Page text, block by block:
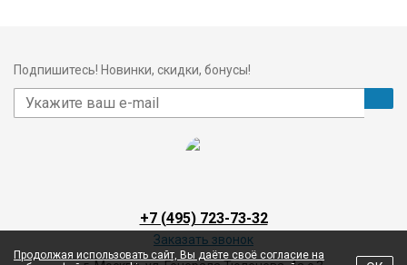
Подпишитесь! Новинки, скидки, бонусы!
+7 (495) 723-73-32
Заказать звонок
Продолжая использовать сайт, Вы даёте своё согласие на